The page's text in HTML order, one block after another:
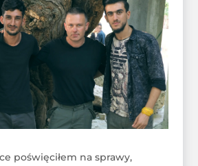
poświęciłem na sprawy,